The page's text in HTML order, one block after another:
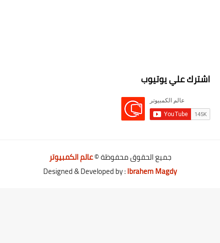
اشترك علي يوتيوب
جميع الحقوق محفوظة ©عالم الكمبيوتر
Designed & Developed by :Ibrahem Magdy